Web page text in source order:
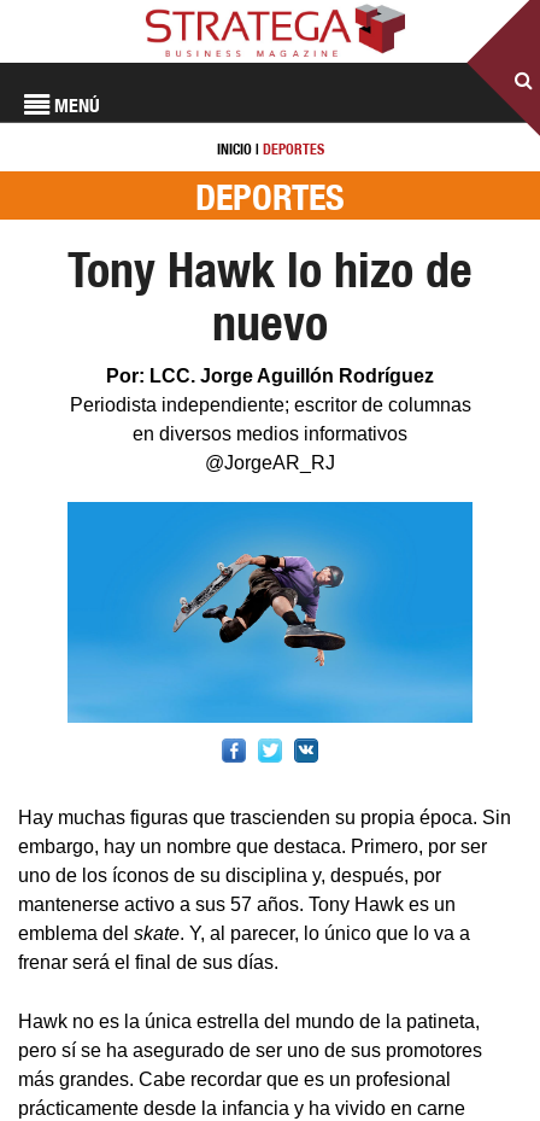
MENÚ
INICIO| DEPORTES
DEPORTES
Tony Hawk lo hizo de
nuevo
Por: LCC. Jorge Aguillón Rodríguez
Periodista independiente; escritor de columnas
en diversos medios informativos
@JorgeAR_RJ
Hay muchas figuras que trascienden su propia época. Sin
embargo, hay un nombre que destaca. Primero, por ser
uno de los íconos de su disciplina y, después, por
mantenerse activo a sus 57 años. Tony Hawk es un
emblema del skate. Y, al parecer, lo único que lo va a
frenar será el final de sus días.
Hawk no es la única estrella del mundo de la patineta,
pero sí se ha asegurado de ser uno de sus promotores
más grandes. Cabe recordar que es un profesional
prácticamente desde la infancia y ha vivido en carne